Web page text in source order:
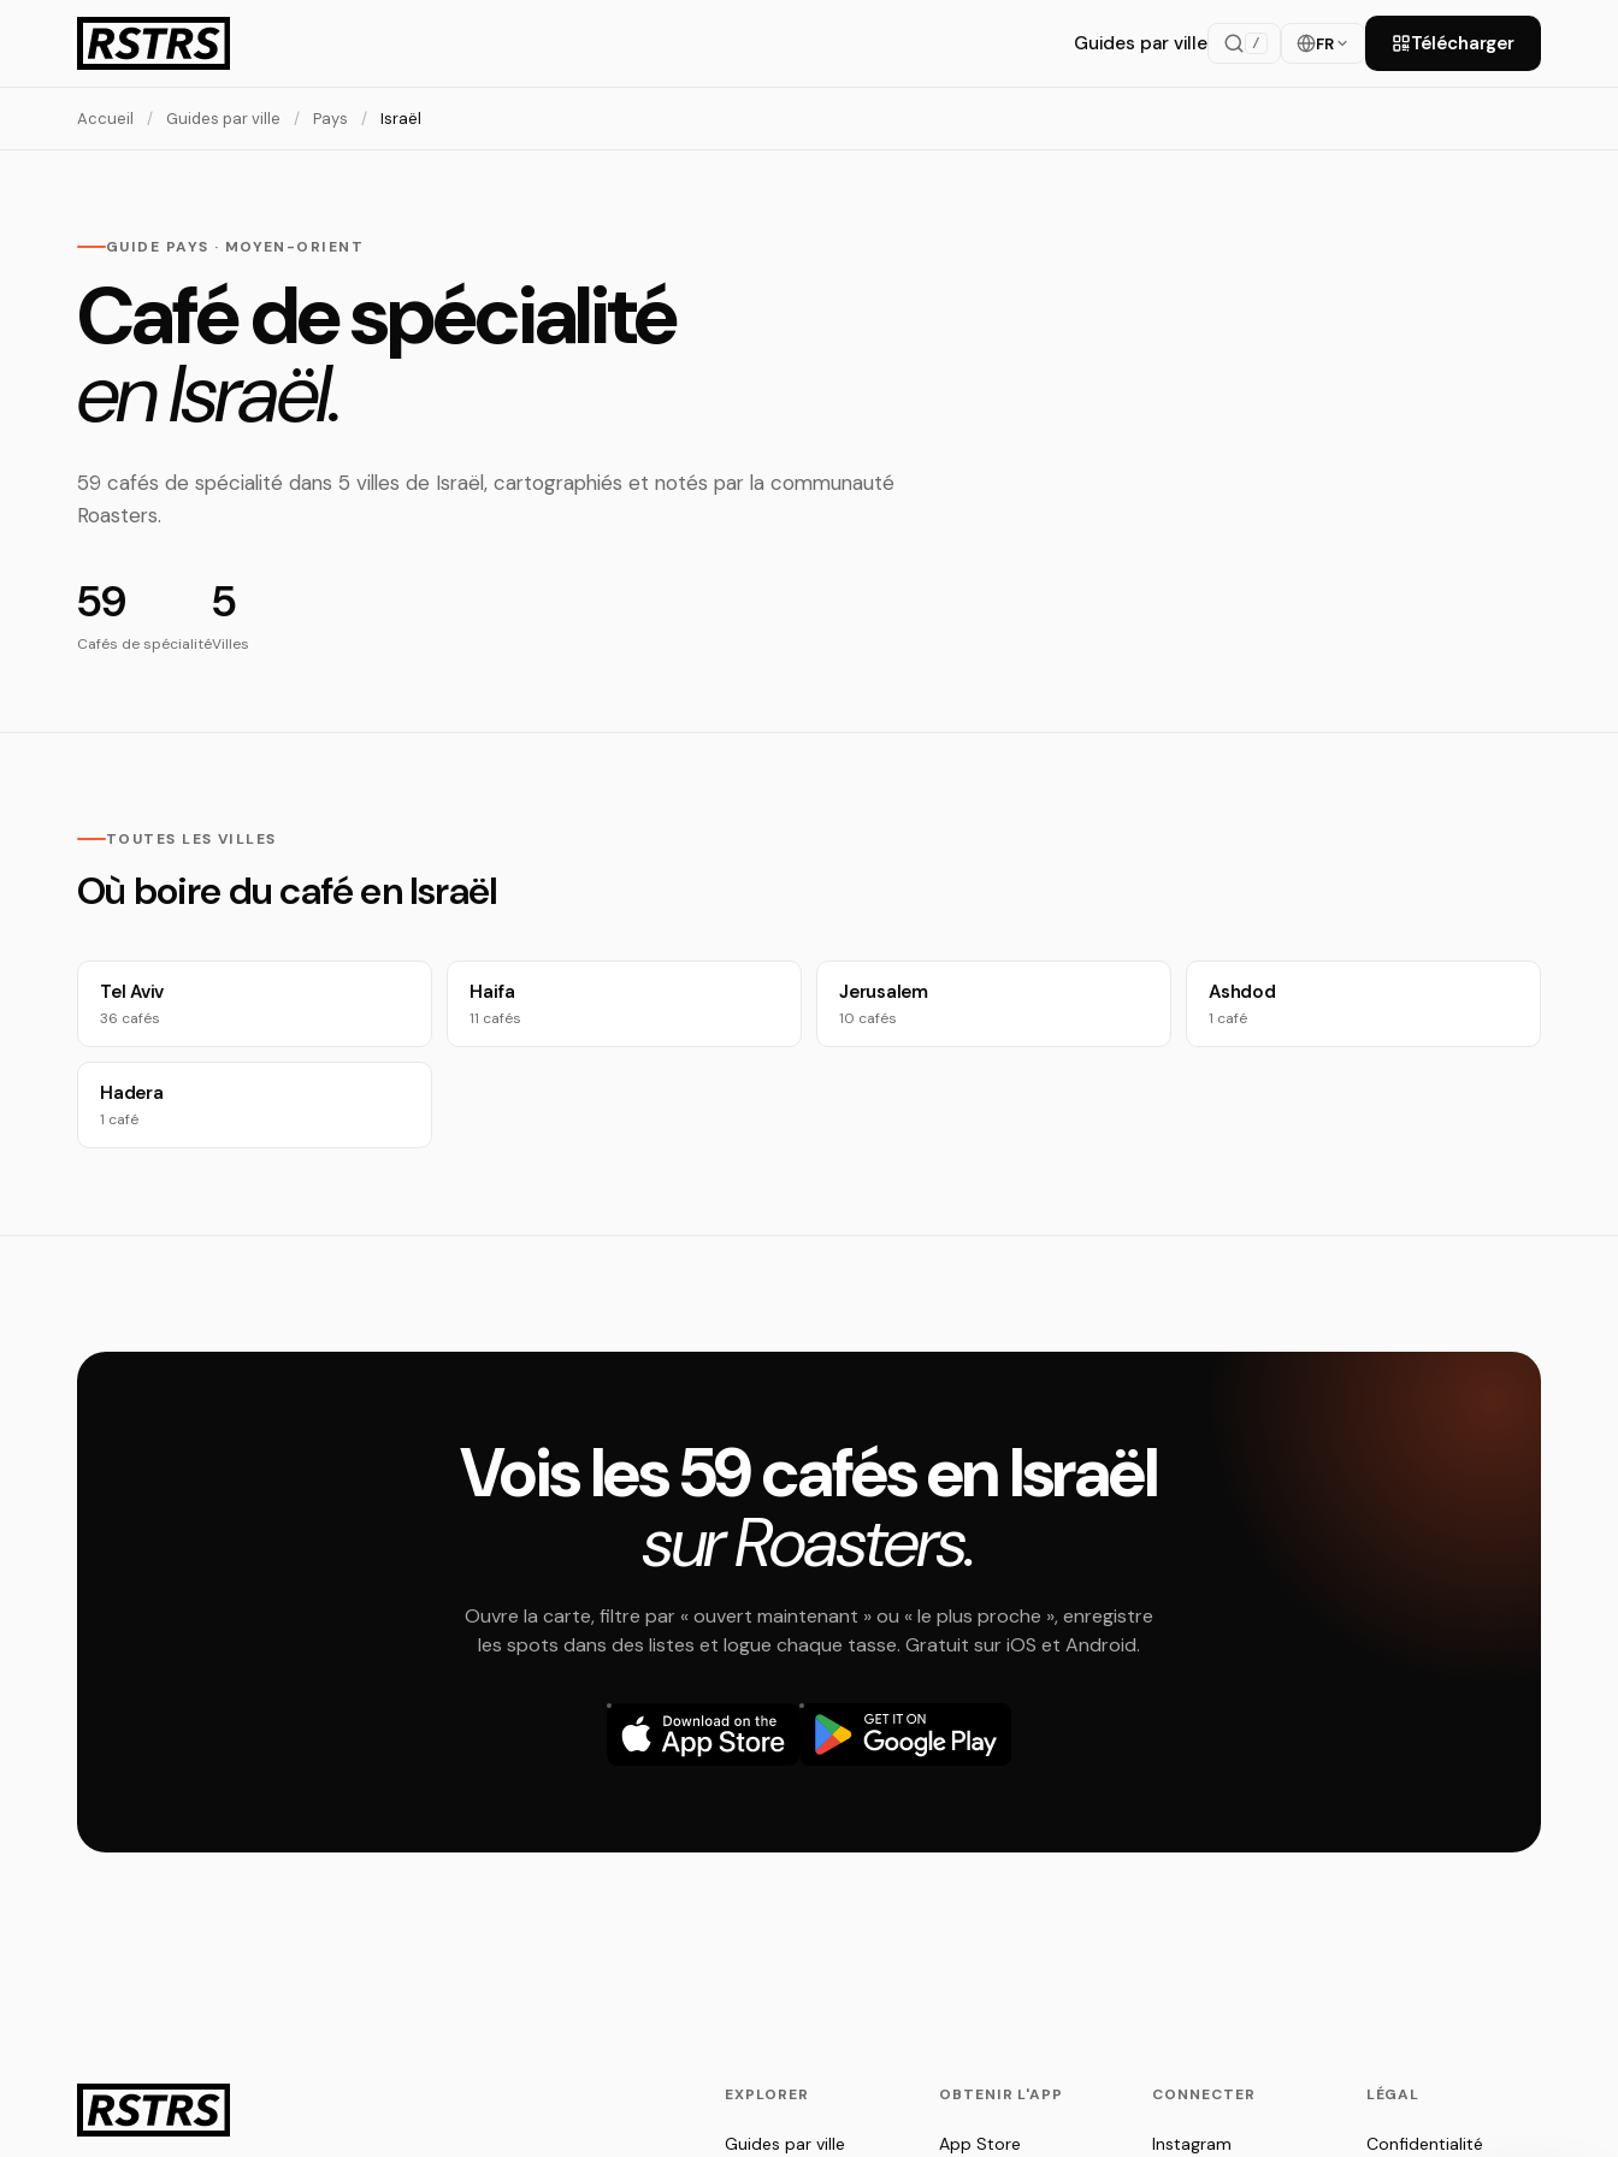
Guides par ville / FR Télécharger
Accueil / Guides par ville / Pays / Israël
GUIDE PAYS · MOYEN-ORIENT
Café de spécialité
en Israël.
59 cafés de spécialité dans 5 villes de Israël, cartographiés et notés par la communauté
Roasters.
59
Cafés de spécialité
5
Villes
TOUTES LES VILLES
Où boire du café en Israël
Tel Aviv
36 cafés
Haifa
11 cafés
Jerusalem
10 cafés
Ashdod
1 café
Hadera
1 café
Vois les 59 cafés en Israël
sur Roasters.
Ouvre la carte, filtre par « ouvert maintenant » ou « le plus proche », enregistre
les spots dans des listes et logue chaque tasse. Gratuit sur iOS et Android.
EXPLORER
Guides par ville
OBTENIR L'APP
App Store
CONNECTER
Instagram
LÉGAL
Confidentialité